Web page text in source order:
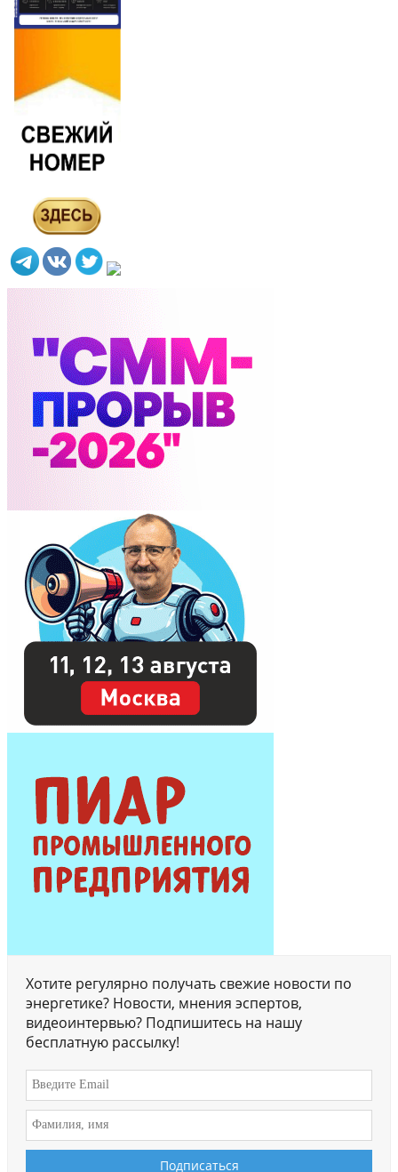
Хотите регулярно получать свежие новости по
энергетике? Новости, мнения эспертов,
видеоинтервью? Подпишитесь на нашу
бесплатную рассылку!